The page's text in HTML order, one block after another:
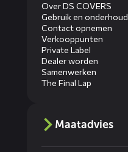
Over DS COVERS
Gebruik en onderhoud
Contact opnemen
Verkooppunten
Private Label
Dealer worden
Samenwerken
The Final Lap
Maatadvies